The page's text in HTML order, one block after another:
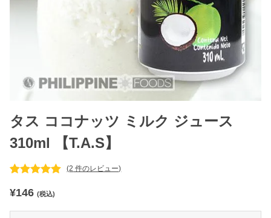
タス ココナッツ ミルク ジュース
310ml 【T.A.S】
評価に基づ
価のうち、
(2 件のレビュー)
¥146 (税込)